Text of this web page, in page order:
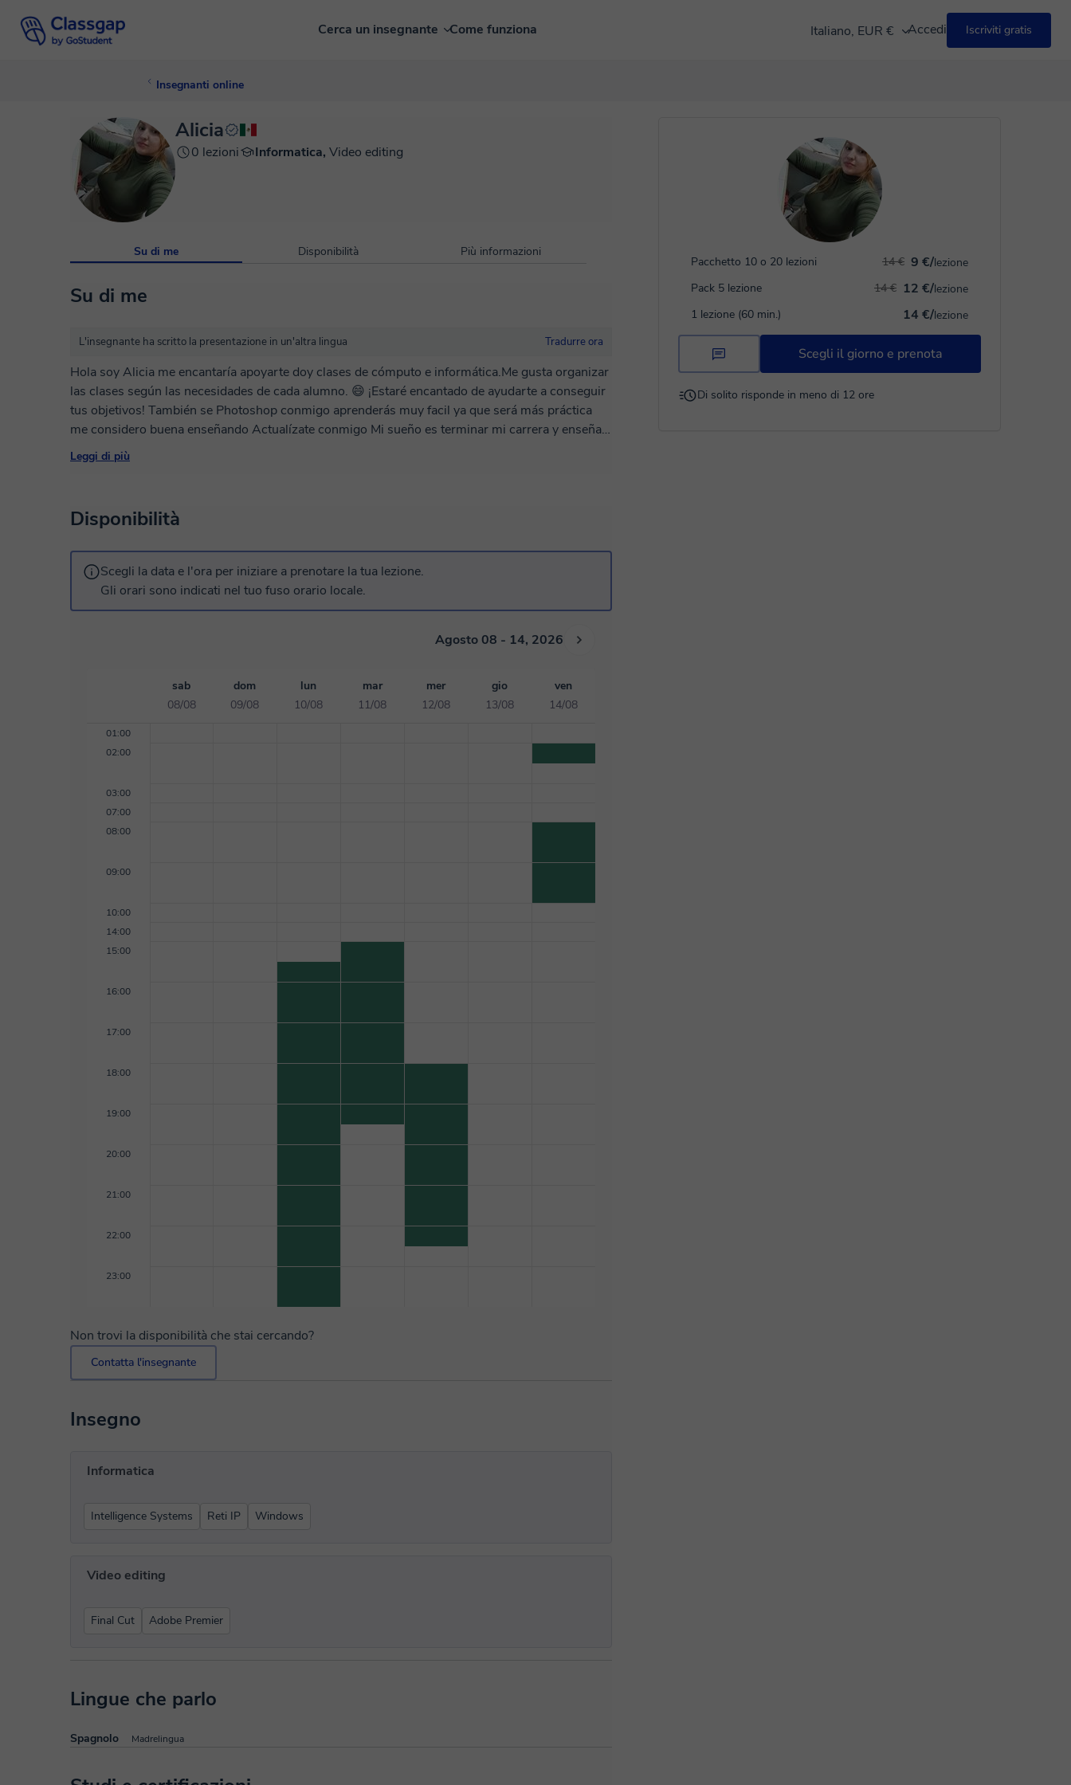
Cerca un insegnante Come funziona Italiano, EUR € Accedi Iscriviti gratis
Insegnanti online
Pacchetto 10 o 20 lezioni 9 €/lezione
14 €
Pack 5 lezione
12 €/lezione
14 €
1 lezione (60 min.)
14 €/lezione
Scegli il giorno e prenota
Di solito risponde in meno di 12 ore
Alicia
0 lezioni Informatica, Video editing
Su di me Disponibilità Più informazioni
Su di me
L'insegnante ha scritto la presentazione in un'altra lingua Tradurre ora
Hola soy Alicia me encantaría apoyarte doy clases de cómputo e informática.Me gusta organizar
las clases según las necesidades de cada alumno. 😄 ¡Estaré encantado de ayudarte a conseguir
tus objetivos! También se Photoshop conmigo aprenderás muy facil ya que será más práctica
me considero buena enseñando Actualízate conmigo Mi sueño es terminar mi carrera y enseñar
en linea me ayuda a seguir estudiando Gracias por leer si llegaste hasta aqui Tu Asesora Virtual
Alicia Lamas Félix
Leggi di più
Disponibilità
Scegli la data e l'ora per iniziare a prenotare la tua lezione.
Gli orari sono indicati nel tuo fuso orario locale.
Agosto 08 - 14, 2026
sab
08/08
dom
09/08
lun
10/08
mar
11/08
mer
12/08
gio
13/08
ven
14/08
01:00
02:00
03:00
07:00
08:00
09:00
10:00
14:00
15:00
16:00
17:00
18:00
19:00
20:00
21:00
22:00
23:00
Non trovi la disponibilità che stai cercando?
Contatta l'insegnante
Insegno
Informatica
Intelligence Systems Reti IP Windows
Video editing
Final Cut Adobe Premier
Lingue che parlo
Spagnolo Madrelingua